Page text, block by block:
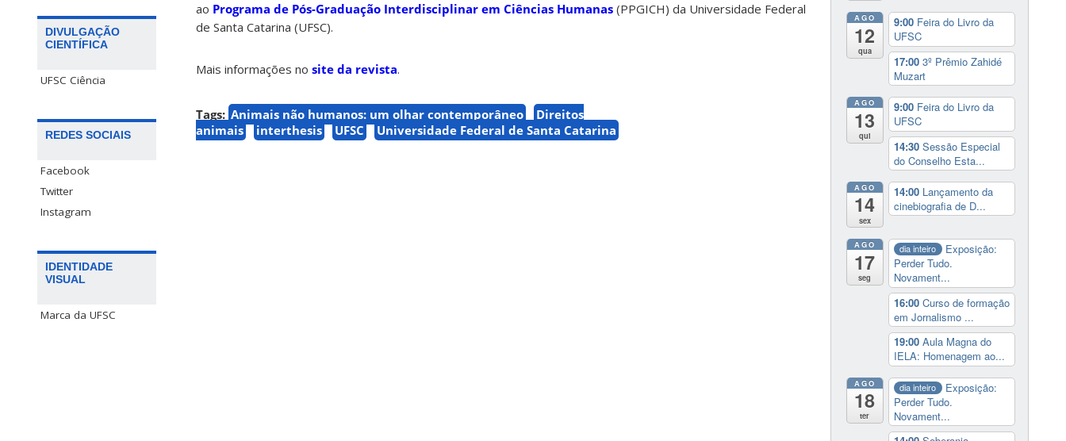
DIVULGAÇÃO
CIENTÍFICA
UFSC Ciência
REDES SOCIAIS
Facebook
Twitter
Instagram
IDENTIDADE
VISUAL
Marca da UFSC
ao Programa de Pós-Graduação Interdisciplinar em Ciências Humanas (PPGICH) da Universidade Federal
de Santa Catarina (UFSC).
Mais informações no site da revista.
Tags: Animais não humanos: um olhar contemporâneo
Direitos
animais
interthesis UFSC Universidade Federal de Santa Catarina
AGO
12
qua
9:00 Feira do Livro da
UFSC
17:00 3º Prêmio Zahidé
Muzart
AGO
13
qui
9:00 Feira do Livro da
UFSC
14:30 Sessão Especial
do Conselho Esta...
AGO
14
sex
14:00 Lançamento da
cinebiografia de D...
AGO
17
seg
dia inteiro
Exposição:
Perder Tudo.
Novament...
16:00 Curso de formação
em Jornalismo ...
19:00 Aula Magna do
IELA: Homenagem ao...
AGO
18
ter
dia inteiro
Exposição:
Perder Tudo.
Novament...